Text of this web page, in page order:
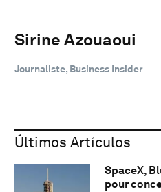
Sirine Azouaoui
Journaliste, Business Insider
Últimos Artículos
SpaceX,
pour